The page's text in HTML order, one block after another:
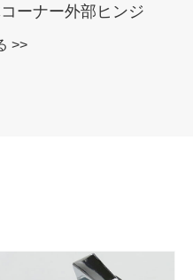
ーナー外部ヒンジ
>>